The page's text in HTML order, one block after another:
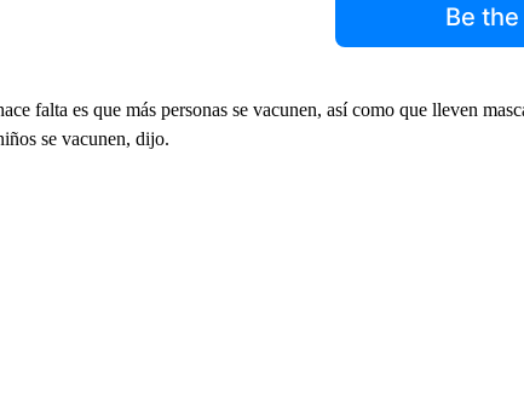
Be
falta es que más personas se vacunen, así como que lleven
se vacunen, dijo.